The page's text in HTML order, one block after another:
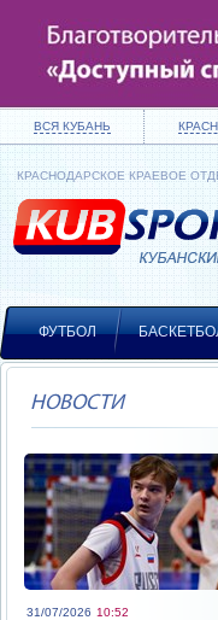
ВСЯ КУБАНЬ
КРАСНОДАРСКОЕ КРАЕВОЕ
ФУТБОЛ
НОВОСТИ
31/07/2026 10:52